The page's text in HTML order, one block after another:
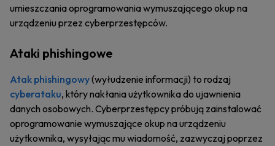
umieszczania oprogramowania wymuszającego okup na
urządzeniu przez cyberprzestępców.
Ataki phishingowe
Atak phishingowy(wyłudzenie informacji) to rodzaj
cyberataku, który nakłania użytkownika do ujawnienia
danych osobowych. Cyberprzestępcy próbują zainstalować
oprogramowanie wymuszające okup na urządzeniu
użytkownika, wysyłając mu wiadomość, zazwyczaj poprzez